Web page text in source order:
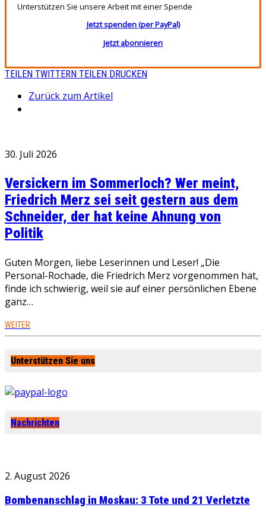
Unterstützen Sie unsere Arbeit mit einer Spende
Jetzt spenden (per PayPal)
Jetzt abonnieren
TEILEN TWITTERN TEILEN DRUCKEN
Zurück zum Artikel
30. Juli 2026
Versickern im Sommerloch? Wer meint,
Friedrich Merz sei seit gestern aus dem
Schneider, der hat keine Ahnung von
Politik
Guten Morgen, liebe Leserinnen und Leser! „Die
Personal-Rochade, die Friedrich Merz vorgenommen hat,
finde ich schwierig, weil sie auf einer persönlichen Ebene
ganz…
WEITER
Unterstützen Sie uns
Nachrichten
2. August 2026
Bombenanschlag in Moskau: 3 Tote und 21 Verletzte